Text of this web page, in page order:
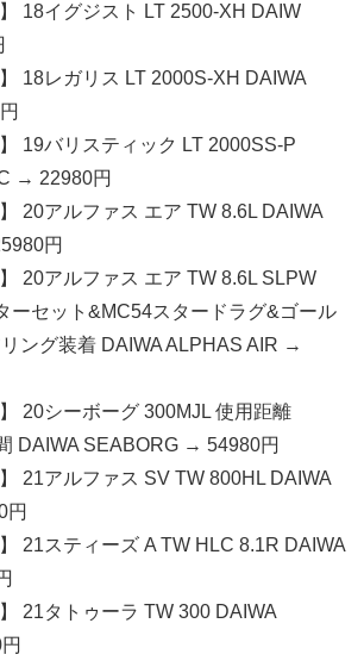
18イグジスト LT 2500-XH DAIW
18レガリス LT 2000S-XH DAIWA
19バリスティック LT 2000SS-P
→ 22980円
20アルファス エア TW 8.6L DAIWA
円
20アルファス エア TW 8.6L SLPW
ーセット&MC54スタードラグ&ゴール
ング装着 DAIWA ALPHAS AIR →
20シーボーグ 300MJL 使用距離
DAIWA SEABORG → 54980円
21アルファス SV TW 800HL DAIWA
円
21スティーズ A TW HLC 8.1R DAIWA
21タトゥーラ TW 300 DAIWA